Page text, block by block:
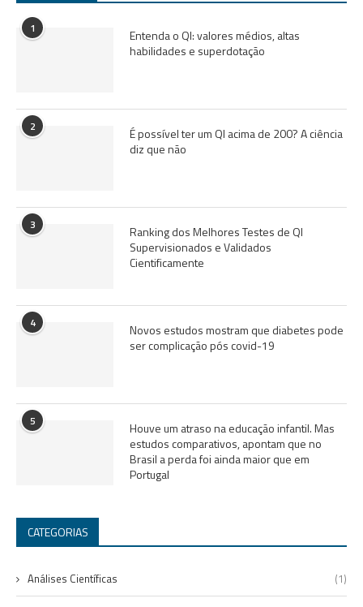
1
Entenda o QI: valores médios, altas
habilidades e superdotação
2
É possível ter um QI acima de 200? A ciência
diz que não
3
Ranking dos Melhores Testes de QI
Supervisionados e Validados
Cientificamente
4
Novos estudos mostram que diabetes pode
ser complicação pós covid-19
5
Houve um atraso na educação infantil. Mas
estudos comparativos, apontam que no
Brasil a perda foi ainda maior que em
Portugal
CATEGORIAS
Análises Científicas (1)